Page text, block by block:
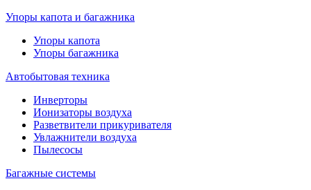
Упоры капота и багажника
Упоры капота
Упоры багажника
Автобытовая техника
Инверторы
Ионизаторы воздуха
Разветвители прикуривателя
Увлажнители воздуха
Пылесосы
Багажные системы